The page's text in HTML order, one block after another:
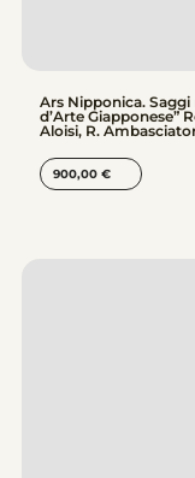
Ars Nipponica. Saggi
d’Arte Giapponese”
Aloisi, R.
900,00 €